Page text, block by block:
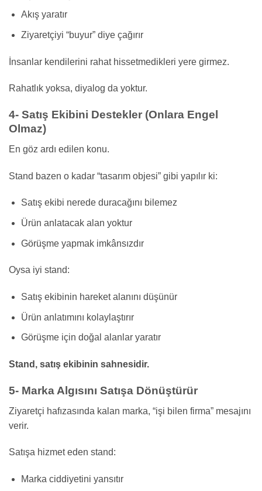
Akış yaratır
Ziyaretçiyi “buyur” diye çağırır
İnsanlar kendilerini rahat hissetmedikleri yere girmez.
Rahatlık yoksa, diyalog da yoktur.
4- Satış Ekibini Destekler (Onlara Engel
Olmaz)
En göz ardı edilen konu.
Stand bazen o kadar “tasarım objesi” gibi yapılır ki:
Satış ekibi nerede duracağını bilemez
Ürün anlatacak alan yoktur
Görüşme yapmak imkânsızdır
Oysa iyi stand:
Satış ekibinin hareket alanını düşünür
Ürün anlatımını kolaylaştırır
Görüşme için doğal alanlar yaratır
Stand, satış ekibinin sahnesidir.
5- Marka Algısını Satışa Dönüştürür
Ziyaretçi hafızasında kalan marka, “işi bilen firma” mesajını
verir.
Satışa hizmet eden stand:
Marka ciddiyetini yansıtır